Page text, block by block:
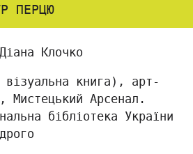
ПЕРЦЮ
Клочко
візуальна книга), арт-
Мистецький Арсенал.
бібліотека України